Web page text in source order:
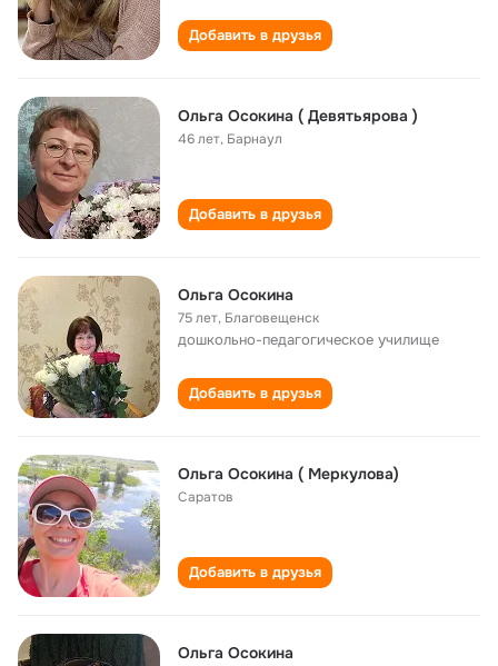
Добавить в друзья
Ольга Осокина ( Девятьярова )
46 лет, Барнаул
Добавить в друзья
Ольга Осокина
75 лет, Благовещенск
дошкольно-педагогическое училище
Добавить в друзья
Ольга Осокина ( Меркулова)
Саратов
Добавить в друзья
Ольга Осокина